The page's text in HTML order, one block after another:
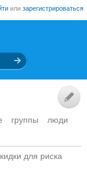
или зарегистрироваться
группы
люди
для риска